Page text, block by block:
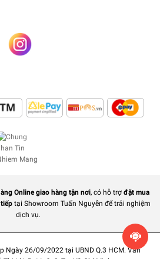
Online giao hàng tận nơi, có hỗ trợ đặt mua
tại Showroom Tuấn Nguyễn để trải nghiệm
dịch vụ.
Ngày 26/09/2022 tại UBND Q.3 HCM. Văn